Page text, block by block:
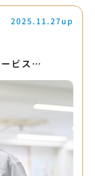
2025.11.27up
ービス…